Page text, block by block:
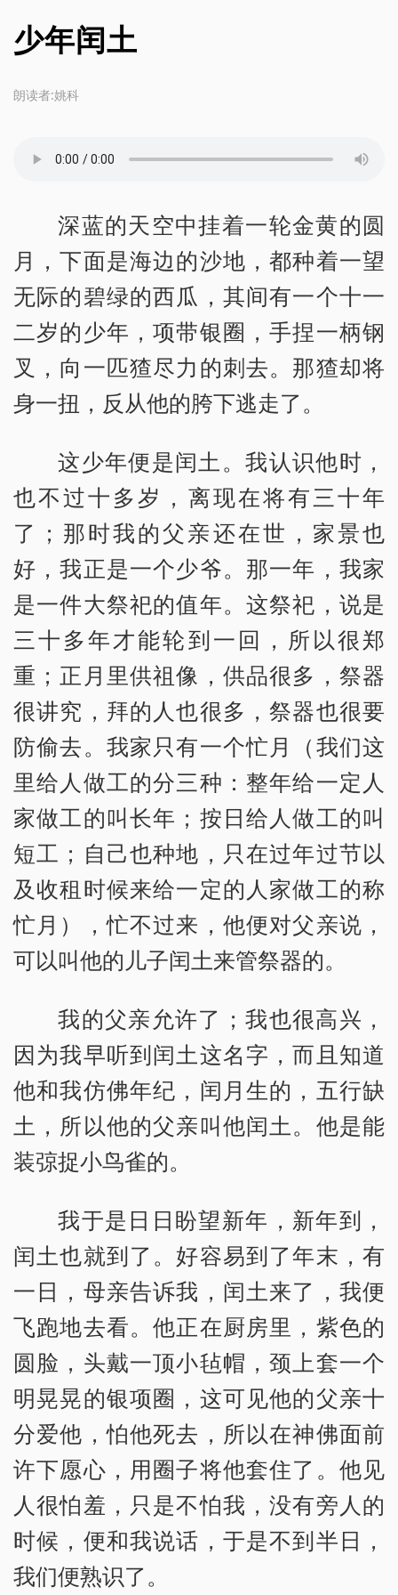
少年闰土
朗读者:姚科
深蓝的天空中挂着一轮金黄的圆
月，下面是海边的沙地，都种着一望
无际的碧绿的西瓜，其间有一个十一
二岁的少年，项带银圈，手捏一柄钢
叉，向一匹猹尽力的刺去。那猹却将
身一扭，反从他的胯下逃走了。
这少年便是闰土。我认识他时，
也不过十多岁，离现在将有三十年
了；那时我的父亲还在世，家景也
好，我正是一个少爷。那一年，我家
是一件大祭祀的值年。这祭祀，说是
三十多年才能轮到一回，所以很郑
重；正月里供祖像，供品很多，祭器
很讲究，拜的人也很多，祭器也很要
防偷去。我家只有一个忙月（我们这
里给人做工的分三种：整年给一定人
家做工的叫长年；按日给人做工的叫
短工；自己也种地，只在过年过节以
及收租时候来给一定的人家做工的称
忙月），忙不过来，他便对父亲说，
可以叫他的儿子闰土来管祭器的。
我的父亲允许了；我也很高兴，
因为我早听到闰土这名字，而且知道
他和我仿佛年纪，闰月生的，五行缺
土，所以他的父亲叫他闰土。他是能
装弶捉小鸟雀的。
我于是日日盼望新年，新年到，
闰土也就到了。好容易到了年末，有
一日，母亲告诉我，闰土来了，我便
飞跑地去看。他正在厨房里，紫色的
圆脸，头戴一顶小毡帽，颈上套一个
明晃晃的银项圈，这可见他的父亲十
分爱他，怕他死去，所以在神佛面前
许下愿心，用圈子将他套住了。他见
人很怕羞，只是不怕我，没有旁人的
时候，便和我说话，于是不到半日，
我们便熟识了。